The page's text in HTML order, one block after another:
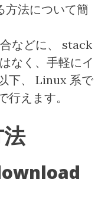
方法について簡
などに、
stack
なく、手軽にイ
、
Linux 系で
えます。